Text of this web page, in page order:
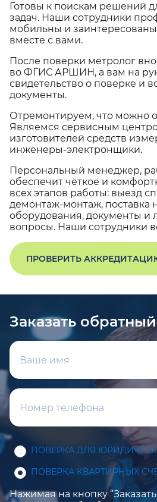
Готовы к поискам решений
задач. Наши сотрудники
мобильны и заинтересованы
вместе с вами.
После поверки метролог
во ФГИС АРШИН, а вам на
свидетельство о поверке и
документы.
Отремонтируем, что можно
Являемся сервисным
изготовителей средств
инженеры-электронщики.
Персональный менеджер,
обеспечит чёткое и
всех этапов работы: выезд
демонтаж-монтаж, поставка
оборудования, документы и
вопросы. Наши сотрудники
ПРОВЕРИТЬ
Заказать
ПОВЕРКА ДЛЯ
ПОВЕРКА КВАРТИРНЫХ
Нажимая на кнопку